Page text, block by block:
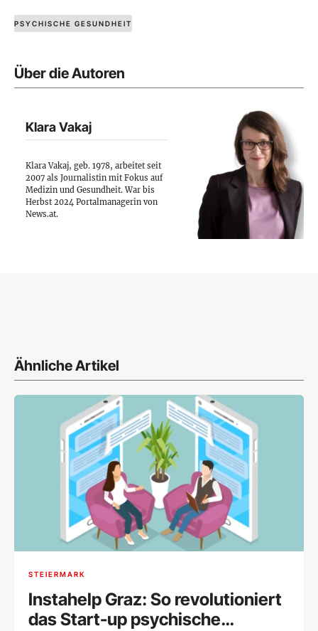
PSYCHISCHE GESUNDHEIT
Über die Autoren
Klara Vakaj
Klara Vakaj, geb. 1978, arbeitet seit
2007 als Journalistin mit Fokus auf
Medizin und Gesundheit. War bis
Herbst 2024 Portalmanagerin von
News.at.
Ähnliche Artikel
STEIERMARK
Instahelp Graz: So revolutioniert
das Start-up psychische